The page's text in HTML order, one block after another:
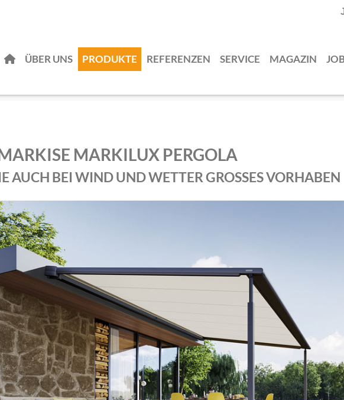
ÜBER UNS PRODUKTE REFERENZEN SERVICE MAGAZIN
MARKILUX PERGOLA
AUCH BEI WIND UND WETTER GROSSES VORHABEN